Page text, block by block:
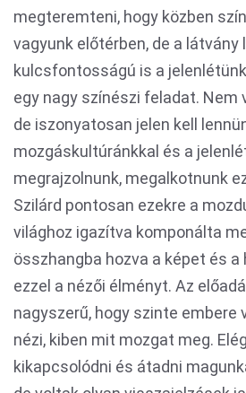
megteremteni, hogy közben
vagyunk előtérben, de a
kulcsfontosságú is a
egy nagy színészi feladat. Nem
de iszonyatosan jelen kell
mozgáskultúránkkal és a
megrajzolnunk, megalkotnunk
Szilárd pontosan ezekre a
világhoz igazítva komponálta
összhangba hozva a képet és a
ezzel a nézői élményt. Az
nagyszerű, hogy szinte embere
nézi, kiben mit mozgat meg.
kikapcsolódni és átadni